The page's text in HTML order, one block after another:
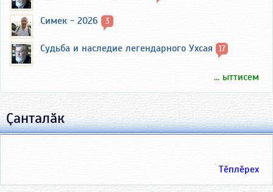
Симек - 2026 3
Судьба и наследие легендарного Ухсая 17
... ыттисем
Ҫанталӑк
Тӗплӗрех